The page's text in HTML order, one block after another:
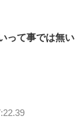
って事では無い